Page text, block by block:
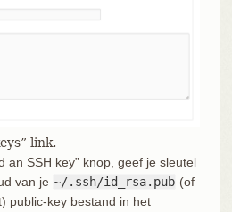
link.
an SSH key” knop, geef je sleutel
van je ~/.ssh/id_rsa.pub (of
public-key bestand in het